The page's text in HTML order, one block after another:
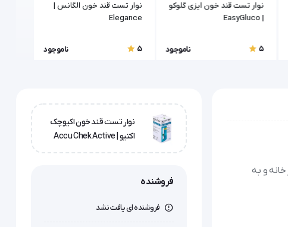
نوار تست قند خون ایزی گلوکو
| EasyGluco
5 ناموجود
نوار تست قند خون الگانس |
Elegance
5 ناموجود
و به
نوار تست قند خون اکیوچک
اکتیو | Accu Chek Active
فروشنده
فروشنده ای یافت نشد